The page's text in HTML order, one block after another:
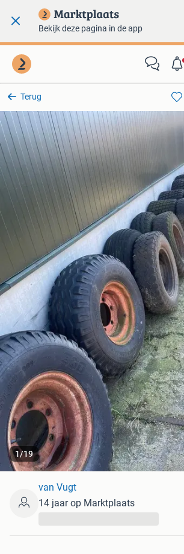
Bekijk deze pagina in de app
Terug
1/19
van Vugt
14 jaar op Marktplaats